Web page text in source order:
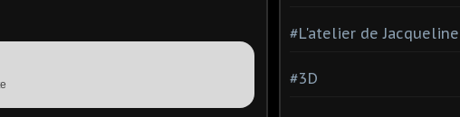
#L'atelier de Jacqueline
#3D